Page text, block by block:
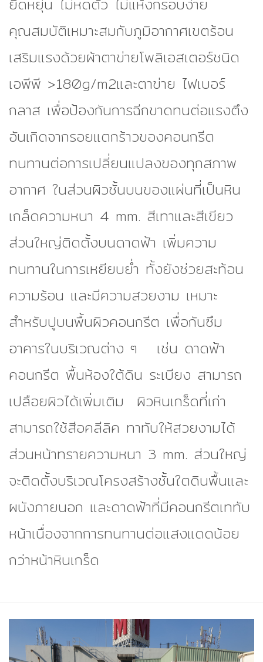
คุณสมบัติเหมาะสมกับภูมิอากาศเขตร้อน
เสริมแรงด้วยผ้าตาข่ายโพลิเอสเตอร์ชนิด
เอพีพี >180g/m2และตาข่าย ไฟเบอร์
กลาส เพื่อป้องกันการฉีกขาดทนต่อแรงตึง
อันเกิดจากรอยแตกร้าวของคอนกรีต
ทนทานต่อการเปลี่ยนแปลงของทุกสภาพ
อากาศ ในส่วนผิวชั้นบนของแผ่นที่เป็นหิน
เกล็ดความหนา 4 mm. สีเทาและสีเขียว
ส่วนใหญ่ติดตั้งบนดาดฟ้า เพิ่มความ
ทนทานในการเหยียบย่ำ ทั้งยังช่วยสะท้อน
ความร้อน และมีความสวยงาม เหมาะ
สำหรับปูบนพื้นผิวคอนกรีต เพื่อกันซึม
อาคารในบริเวณต่าง ๆ เช่น ดาดฟ้า
คอนกรีต พื้นห้องใต้ดิน ระเบียง สามารถ
เปลือยผิวได้เพิ่มเติม ผิวหินเกร็ดที่เก่า
สามารถใช้สีอคลีลิค ทาทับให้สวยงามได้
ส่วนหน้าทรายความหนา 3 mm. ส่วนใหญ่
จะติดตั้งบริเวณโครงสร้างชั้นใตดินพื้นและ
ผนังภายนอก และดาดฟ้าที่มีคอนกรีตเททับ
หน้าเนื่องจากการทนทานต่อแสงแดดน้อย
กว่าหน้าหินเกร็ด